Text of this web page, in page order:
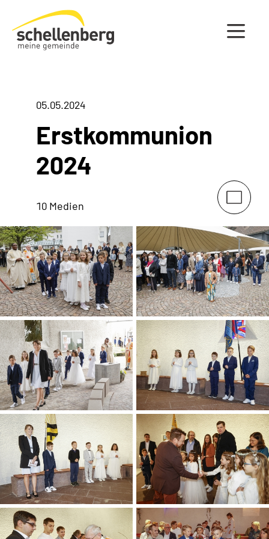
Gemeinde Schellenberg Startseite
05.05.2024
Erstkommunion
2024
10 Medien